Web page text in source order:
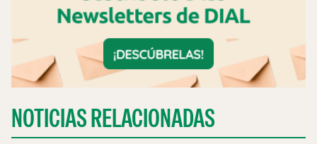
NOTICIAS RELACIONADAS